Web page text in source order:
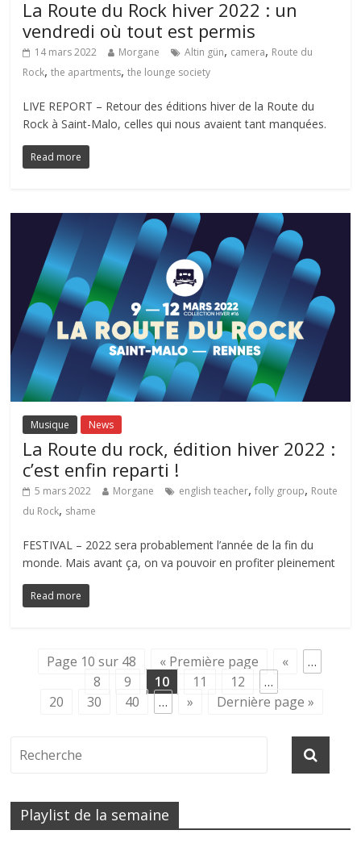
La Route du Rock hiver 2022 : un
vendredi où tout est permis
14 mars 2022 Morgane Altin gün, camera, Route du
Rock,the apartments,the lounge society
LIVE REPORT – Retour des éditions hiver de la Route du
Rock à Saint-Malo, celles qui nous avaient tant manquées.
Read more
Musique News
La Route du rock, édition hiver 2022 :
c’est enfin reparti !
5 mars 2022 Morgane english teacher,folly group, Route
du Rock, shame
FESTIVAL – 2022 sera probablement l’année de la fin du
monde. Mais avant ça, on va pouvoir en profiter pleinement
Read more
Page 10 sur 48 « Première page «
…
8
9 10 11 12
…
20
30 40 … » Dernière page »
Playlist de la semaine